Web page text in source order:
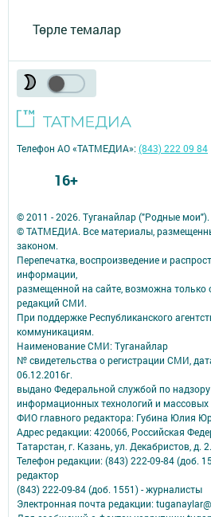
Төрле темалар
© 2011 - 2026. Туганайлар ("Родные
© ТАТМЕДИА. Все материалы,
законом.
Перепечатка, воспроизведение и
информации,
размещенной на сайте, возможна только
редакций СМИ.
При поддержке Республиканского
коммуникациям.
Наименование СМИ: Туганайлар
№ свидетельства о регистрации СМИ,
06.12.2016г.
выдано Федеральной службой по надзору
информационных технологий и
ФИО главного редактора: Губина Юлия
Адрес редакции: 420066, Российская
Татарстан, г. Казань, ул. Декабристов, д. 2.
Телефон редакции: (843) 222-09-84 (доб.
редактор
(843) 222-09-84 (доб. 1551) - журналисты
Электронная почта редакции:
Телефон АО «ТАТМЕДИА»:(843) 222 09 84
16+